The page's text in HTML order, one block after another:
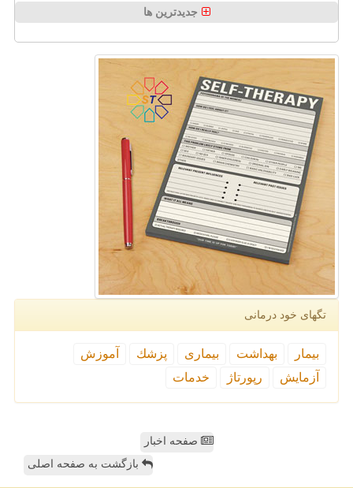
جدیدترین ها
تگهای خود درمانی
بیمار بهداشت بیماری پزشك
آموزش
آزمایش
رپورتاژ خدمات
صفحه اخبار
بازگشت به صفحه اصلی